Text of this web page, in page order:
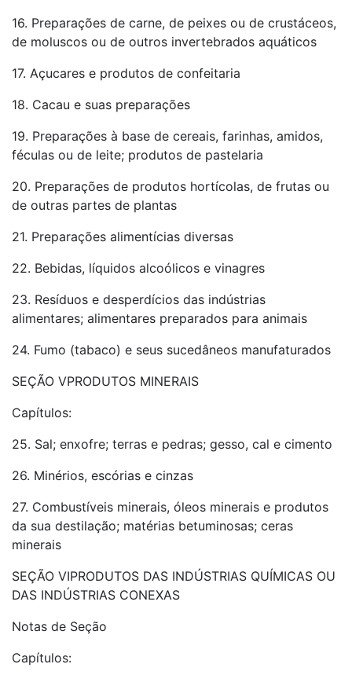
16. Preparações de carne, de peixes ou de crustáceos,
de moluscos ou de outros invertebrados aquáticos
17. Açucares e produtos de confeitaria
18. Cacau e suas preparações
19. Preparações à base de cereais, farinhas, amidos,
féculas ou de leite; produtos de pastelaria
20. Preparações de produtos hortícolas, de frutas ou
de outras partes de plantas
21. Preparações alimentícias diversas
22. Bebidas, líquidos alcoólicos e vinagres
23. Resíduos e desperdícios das indústrias
alimentares; alimentares preparados para animais
24. Fumo (tabaco) e seus sucedâneos manufaturados
SEÇÃO VPRODUTOS MINERAIS
Capítulos:
25. Sal; enxofre; terras e pedras; gesso, cal e cimento
26. Minérios, escórias e cinzas
27. Combustíveis minerais, óleos minerais e produtos
da sua destilação; matérias betuminosas; ceras
minerais
SEÇÃO VIPRODUTOS DAS INDÚSTRIAS QUÍMICAS OU
DAS INDÚSTRIAS CONEXAS
Notas de Seção
Capítulos: